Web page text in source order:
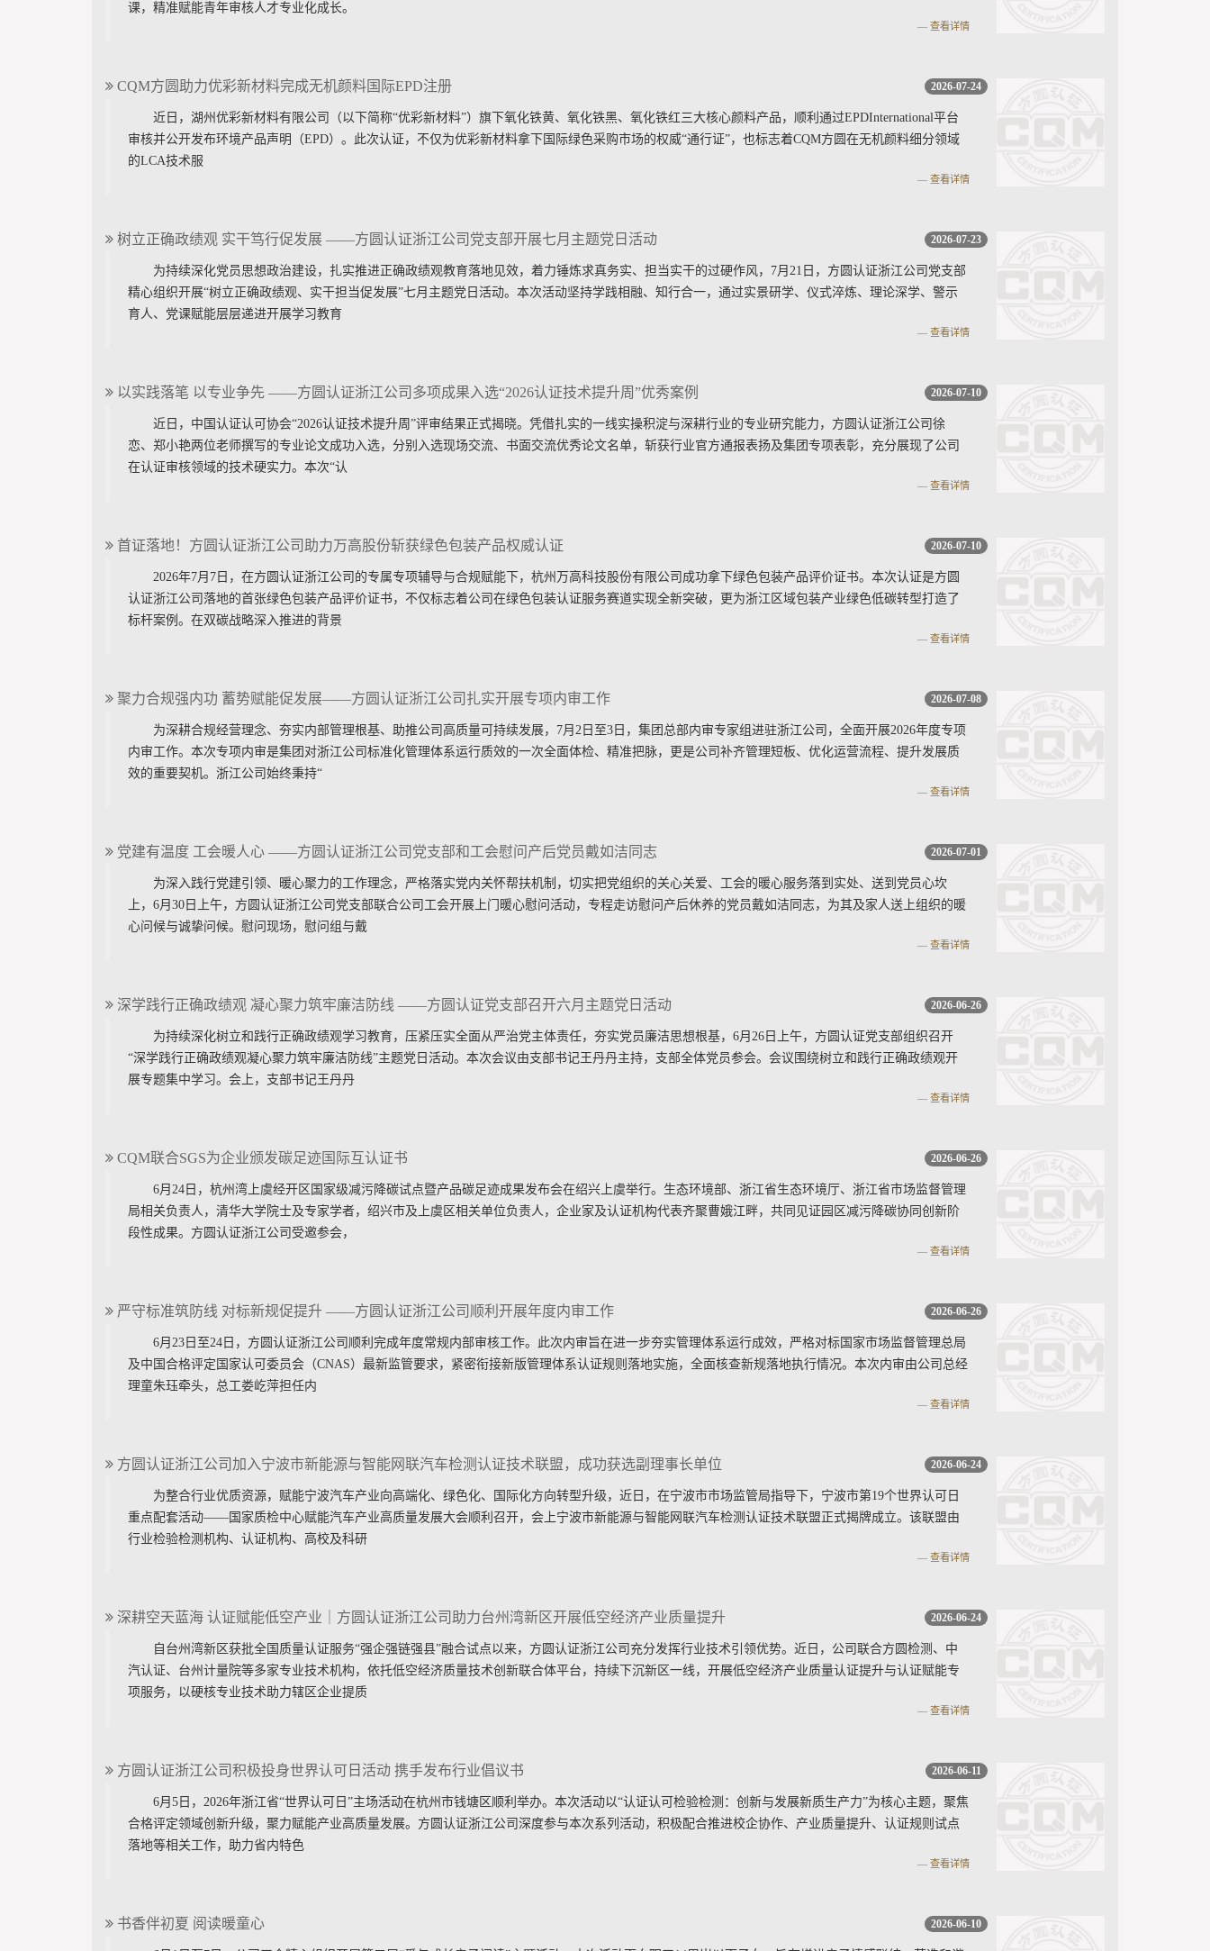
课，精准赋能青年审核人才专业化成长。
查看详情
2026-07-24
CQM方圆助力优彩新材料完成无机颜料国际EPD注册
近日，湖州优彩新材料有限公司（以下简称“优彩新材料”）旗下氧化铁黄、氧化铁黑、氧化铁红三大核心颜料产品，顺利通过EPDInternational平台
审核并公开发布环境产品声明（EPD）。此次认证，不仅为优彩新材料拿下国际绿色采购市场的权威“通行证”，也标志着CQM方圆在无机颜料细分领域
的LCA技术服
查看详情
2026-07-23
树立正确政绩观 实干笃行促发展 ——方圆认证浙江公司党支部开展七月主题党日活动
为持续深化党员思想政治建设，扎实推进正确政绩观教育落地见效，着力锤炼求真务实、担当实干的过硬作风，7月21日，方圆认证浙江公司党支部
精心组织开展“树立正确政绩观、实干担当促发展”七月主题党日活动。本次活动坚持学践相融、知行合一，通过实景研学、仪式淬炼、理论深学、警示
育人、党课赋能层层递进开展学习教育
查看详情
2026-07-10
以实践落笔 以专业争先 ——方圆认证浙江公司多项成果入选“2026认证技术提升周”优秀案例
近日，中国认证认可协会“2026认证技术提升周”评审结果正式揭晓。凭借扎实的一线实操积淀与深耕行业的专业研究能力，方圆认证浙江公司徐
恋、郑小艳两位老师撰写的专业论文成功入选，分别入选现场交流、书面交流优秀论文名单，斩获行业官方通报表扬及集团专项表彰，充分展现了公司
在认证审核领域的技术硬实力。本次“认
查看详情
2026-07-10
首证落地！方圆认证浙江公司助力万高股份斩获绿色包装产品权威认证
2026年7月7日，在方圆认证浙江公司的专属专项辅导与合规赋能下，杭州万高科技股份有限公司成功拿下绿色包装产品评价证书。本次认证是方圆
认证浙江公司落地的首张绿色包装产品评价证书，不仅标志着公司在绿色包装认证服务赛道实现全新突破，更为浙江区域包装产业绿色低碳转型打造了
标杆案例。在双碳战略深入推进的背景
查看详情
2026-07-08
聚力合规强内功 蓄势赋能促发展——方圆认证浙江公司扎实开展专项内审工作
为深耕合规经营理念、夯实内部管理根基、助推公司高质量可持续发展，7月2日至3日，集团总部内审专家组进驻浙江公司，全面开展2026年度专项
内审工作。本次专项内审是集团对浙江公司标准化管理体系运行质效的一次全面体检、精准把脉，更是公司补齐管理短板、优化运营流程、提升发展质
效的重要契机。浙江公司始终秉持“
查看详情
2026-07-01
党建有温度 工会暖人心 ——方圆认证浙江公司党支部和工会慰问产后党员戴如洁同志
为深入践行党建引领、暖心聚力的工作理念，严格落实党内关怀帮扶机制，切实把党组织的关心关爱、工会的暖心服务落到实处、送到党员心坎
上，6月30日上午，方圆认证浙江公司党支部联合公司工会开展上门暖心慰问活动，专程走访慰问产后休养的党员戴如洁同志，为其及家人送上组织的暖
心问候与诚挚问候。慰问现场，慰问组与戴
查看详情
2026-06-26
深学践行正确政绩观 凝心聚力筑牢廉洁防线 ——方圆认证党支部召开六月主题党日活动
为持续深化树立和践行正确政绩观学习教育，压紧压实全面从严治党主体责任，夯实党员廉洁思想根基，6月26日上午，方圆认证党支部组织召开
“深学践行正确政绩观凝心聚力筑牢廉洁防线”主题党日活动。本次会议由支部书记王丹丹主持，支部全体党员参会。会议围绕树立和践行正确政绩观开
展专题集中学习。会上，支部书记王丹丹
查看详情
2026-06-26
CQM联合SGS为企业颁发碳足迹国际互认证书
6月24日，杭州湾上虞经开区国家级减污降碳试点暨产品碳足迹成果发布会在绍兴上虞举行。生态环境部、浙江省生态环境厅、浙江省市场监督管理
局相关负责人，清华大学院士及专家学者，绍兴市及上虞区相关单位负责人，企业家及认证机构代表齐聚曹娥江畔，共同见证园区减污降碳协同创新阶
段性成果。方圆认证浙江公司受邀参会，
查看详情
2026-06-26
严守标准筑防线 对标新规促提升 ——方圆认证浙江公司顺利开展年度内审工作
6月23日至24日，方圆认证浙江公司顺利完成年度常规内部审核工作。此次内审旨在进一步夯实管理体系运行成效，严格对标国家市场监督管理总局
及中国合格评定国家认可委员会（CNAS）最新监管要求，紧密衔接新版管理体系认证规则落地实施，全面核查新规落地执行情况。本次内审由公司总经
理童朱珏牵头，总工娄屹萍担任内
查看详情
2026-06-24
方圆认证浙江公司加入宁波市新能源与智能网联汽车检测认证技术联盟，成功获选副理事长单位
为整合行业优质资源，赋能宁波汽车产业向高端化、绿色化、国际化方向转型升级，近日，在宁波市市场监管局指导下，宁波市第19个世界认可日
重点配套活动——国家质检中心赋能汽车产业高质量发展大会顺利召开，会上宁波市新能源与智能网联汽车检测认证技术联盟正式揭牌成立。该联盟由
行业检验检测机构、认证机构、高校及科研
查看详情
2026-06-24
深耕空天蓝海 认证赋能低空产业｜方圆认证浙江公司助力台州湾新区开展低空经济产业质量提升
自台州湾新区获批全国质量认证服务“强企强链强县”融合试点以来，方圆认证浙江公司充分发挥行业技术引领优势。近日，公司联合方圆检测、中
汽认证、台州计量院等多家专业技术机构，依托低空经济质量技术创新联合体平台，持续下沉新区一线，开展低空经济产业质量认证提升与认证赋能专
项服务，以硬核专业技术助力辖区企业提质
查看详情
2026-06-11
方圆认证浙江公司积极投身世界认可日活动 携手发布行业倡议书
6月5日，2026年浙江省“世界认可日”主场活动在杭州市钱塘区顺利举办。本次活动以“认证认可检验检测：创新与发展新质生产力”为核心主题，聚焦
合格评定领域创新升级，聚力赋能产业高质量发展。方圆认证浙江公司深度参与本次系列活动，积极配合推进校企协作、产业质量提升、认证规则试点
落地等相关工作，助力省内特色
查看详情
2026-06-10
书香伴初夏 阅读暖童心